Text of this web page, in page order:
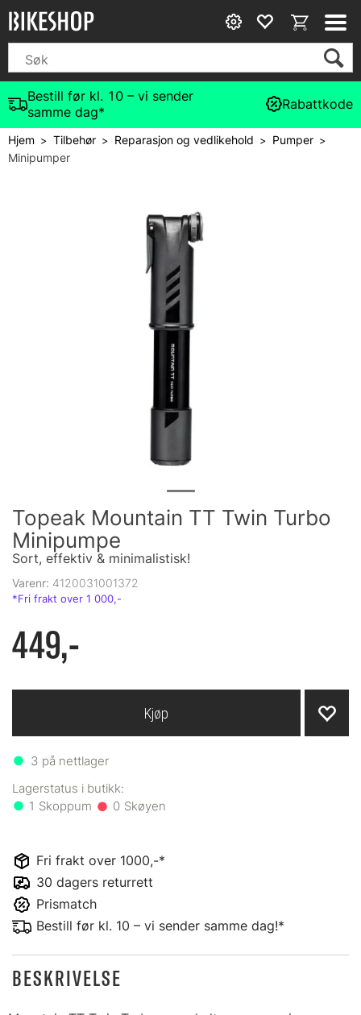
Bestill før kl. 10 – vi sender
samme dag*
Rabattkode
Hjem>Tilbehør> Reparasjon og vedlikehold > Pumper>
Minipumper
Topeak Mountain TT Twin Turbo
Minipumpe
Sort, effektiv & minimalistisk!
Varenr: 4120031001372
449,-
3 på nettlager
1 0
Kjøp
Fri frakt over 1000,-*
30 dagers returrett
Prismatch
Bestill før kl. 10 – vi sender samme dag!*
BESKRIVELSE